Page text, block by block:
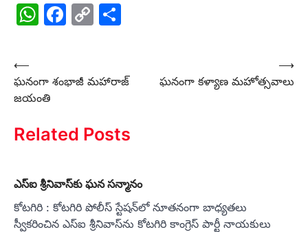
WhatsApp
Facebook
Copy
Post
navigation
⟵
ఘనంగా శంభాజీ మహారాజ్
జయంతి
ఘనంగా కళ్యాణ మహోత్సవాలు
⟶
Related Posts
ఎస్‌ఐ శ్రీనివాస్‌కు ఘన సన్మానం
కోటగిరి : కోటగిరి పోలీస్‌ స్టేషన్‌లో నూతనంగా బాధ్యతలు
స్వీకరించిన ఎస్‌ఐ శ్రీనివాస్‌ను కోటగిరి కాంగ్రెస్‌ పార్టీ నాయకులు